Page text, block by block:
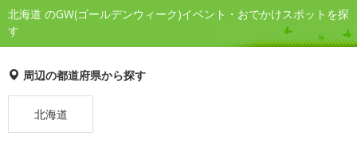
北海道 のGW(ゴールデンウィーク)イベント・おでかけスポットを探
す
周辺の都道府県から探す
北海道